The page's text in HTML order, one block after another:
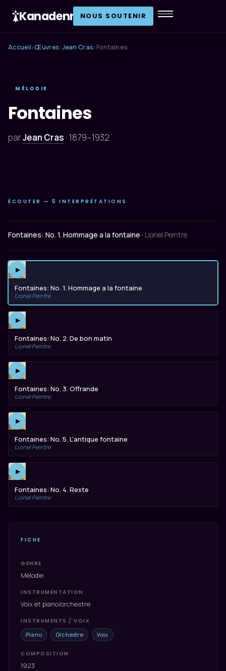
Kanadenn NOUS SOUTENIR
Accueil ›Œuvres›Jean Cras›Fontaines
MÉLODIE
Fontaines
parJean Cras · 1879–1932
ÉCOUTER — 5 INTERPRÉTATIONS
Fontaines: No. 1. Hommage a la fontaine · Lionel Peintre
▶
Fontaines: No. 1. Hommage a la fontaine
Lionel Peintre
▶
Fontaines: No. 2. De bon matin
Lionel Peintre
▶
Fontaines: No. 3. Offrande
Lionel Peintre
▶
Fontaines: No. 5. L'antique fontaine
Lionel Peintre
▶
Fontaines: No. 4. Reste
Lionel Peintre
FICHE
GENRE
Mélodie
INSTRUMENTATION
Voix et piano/orchestre
INSTRUMENTS / VOIX
Piano
Orchestre Voix
COMPOSITION
1923